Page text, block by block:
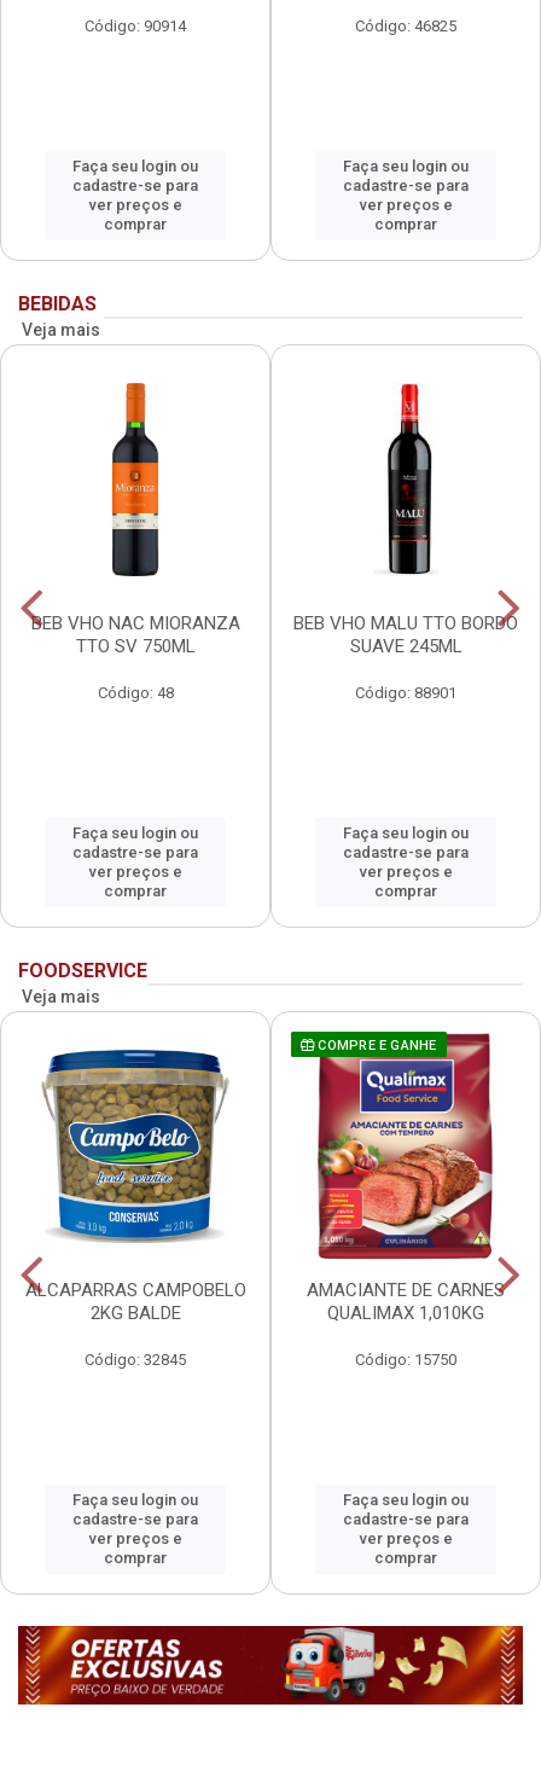
Código: 90914
Faça seu login ou
cadastre-se para
ver preços e
comprar
Código: 46825
Faça seu login ou
cadastre-se para
ver preços e
comprar
BEBIDAS
Veja mais
BEB VHO NAC MIORANZA
TTO SV 750ML
Código: 48
Faça seu login ou
cadastre-se para
ver preços e
comprar
BEB VHO MALU TTO BORDO
SUAVE 245ML
Código: 88901
Faça seu login ou
cadastre-se para
ver preços e
comprar
FOODSERVICE
Veja mais
ALCAPARRAS CAMPOBELO
2KG BALDE
Código: 32845
Faça seu login ou
cadastre-se para
ver preços e
comprar
COMPRE E GANHE
AMACIANTE DE CARNES
QUALIMAX 1,010KG
Código: 15750
Faça seu login ou
cadastre-se para
ver preços e
comprar